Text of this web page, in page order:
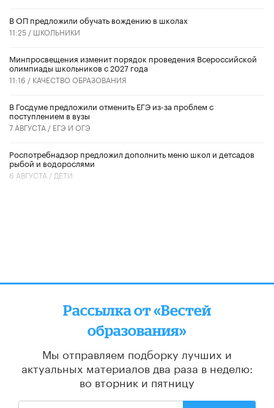
В ОП предложили обучать вождению в школах
11:25 / ШКОЛЬНИКИ
Минпросвещения изменит порядок проведения Всероссийской
олимпиады школьников с 2027 года
11:16 / КАЧЕСТВО ОБРАЗОВАНИЯ
В Госдуме предложили отменить ЕГЭ из-за проблем с
поступлением в вузы
7 АВГУСТА / ЕГЭ И ОГЭ
Роспотребнадзор предложил дополнить меню школ и детсадов
рыбой и водорослями
6 АВГУСТА / ДЕТИ
Рассылка от «Вестей
образования»
Мы отправляем подборку лучших и
актуальных материалов два раза в неделю:
во вторник и пятницу